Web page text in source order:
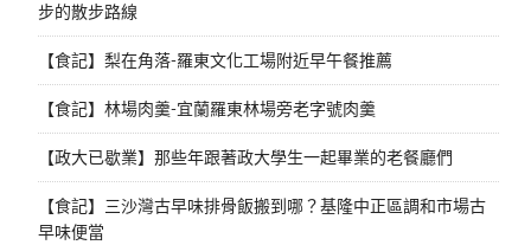
步的散步路線
【食記】梨在角落-羅東文化工場附近早午餐推薦
【食記】林場肉羹-宜蘭羅東林場旁老字號肉羹
【政大已歇業】那些年跟著政大學生一起畢業的老餐廳們
【食記】三沙灣古早味排骨飯搬到哪？基隆中正區調和市場古
早味便當